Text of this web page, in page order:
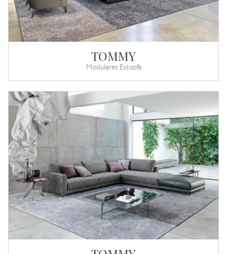
TOMMY
Modulares Ecksofa